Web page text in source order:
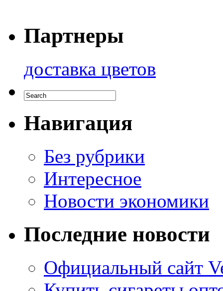
Партнеры
доставка цветов
Навигация
Без рубрики
Интересное
Новости экономики
Последние новости
Официальный сайт